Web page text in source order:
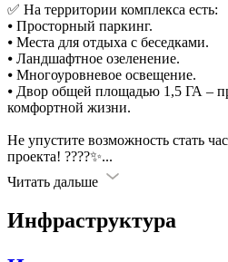
✅ На территории комплекса есть:
⦁ Просторный паркинг.
⦁ Места для отдыха с беседками.
⦁ Ландшафтное озеленение.
⦁ Многоуровневое освещение.
⦁ Двор общей площадью 1,5 ГА –
комфортной жизни.
Не упустите возможность стать
проекта! ????️✨...
Читать дальше
Инфраструктура